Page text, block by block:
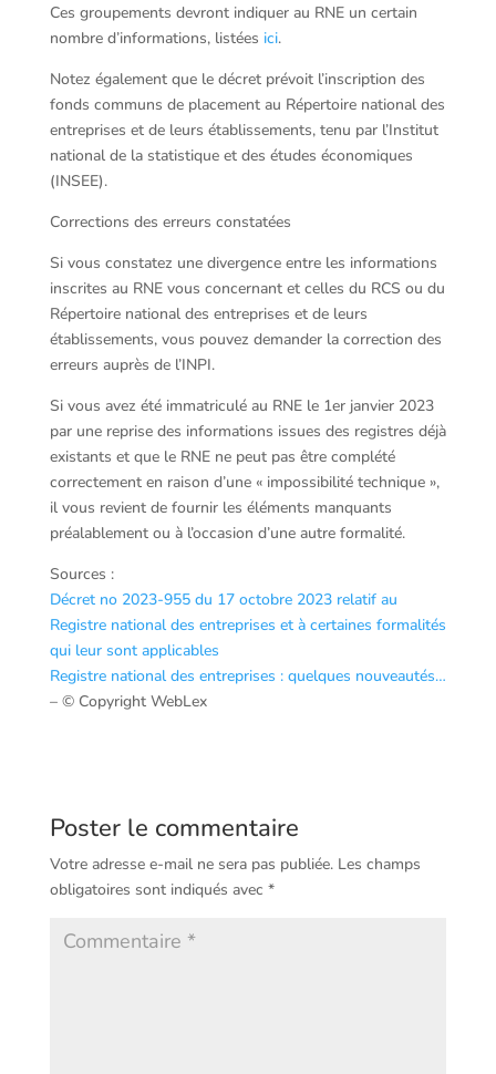
Ces groupements devront indiquer au RNE un certain
nombre d’informations, listées ici.
Notez également que le décret prévoit l’inscription des
fonds communs de placement au Répertoire national des
entreprises et de leurs établissements, tenu par l’Institut
national de la statistique et des études économiques
(INSEE).
Corrections des erreurs constatées
Si vous constatez une divergence entre les informations
inscrites au RNE vous concernant et celles du RCS ou du
Répertoire national des entreprises et de leurs
établissements, vous pouvez demander la correction des
erreurs auprès de l’INPI.
Si vous avez été immatriculé au RNE le 1er janvier 2023
par une reprise des informations issues des registres déjà
existants et que le RNE ne peut pas être complété
correctement en raison d’une « impossibilité technique »,
il vous revient de fournir les éléments manquants
préalablement ou à l’occasion d’une autre formalité.
Sources :
Décret no 2023-955 du 17 octobre 2023 relatif au
Registre national des entreprises et à certaines formalités
qui leur sont applicables
Registre national des entreprises : quelques nouveautés…
– © Copyright WebLex
Poster le commentaire
Votre adresse e-mail ne sera pas publiée. Les champs
obligatoires sont indiqués avec *